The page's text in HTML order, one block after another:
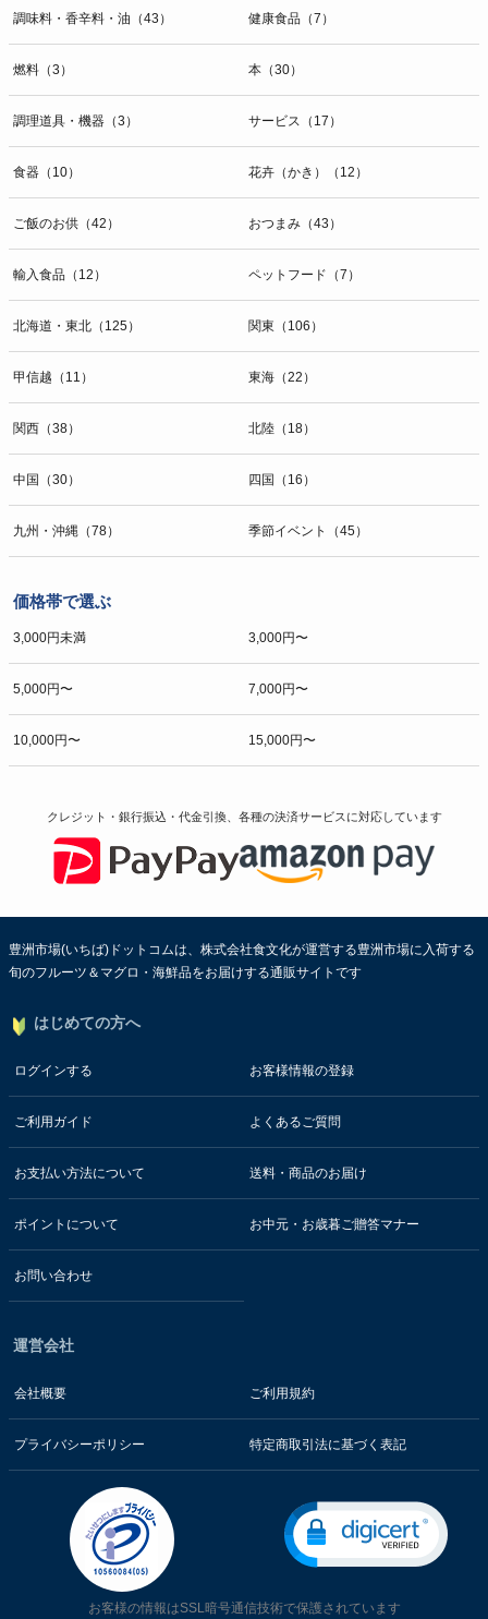
〒106-0044 東京都港区東麻布一丁目２７番１号 東麻布食文化ビル４
ＦＡＸ：047-401-6847
調味料・香辛料・油（43） 健康食品（7）
燃料（3） 本（30）
調理道具・機器（3） サービス（17）
食器（10） 花卉（かき）（12）
ご飯のお供（42） おつまみ（43）
輸入食品（12） ペットフード（7）
北海道・東北（125） 関東（106）
甲信越（11） 東海（22）
関西（38） 北陸（18）
中国（30） 四国（16）
九州・沖縄（78） 季節イベント（45）
価格帯で選ぶ
3,000円未満 3,000円〜
5,000円〜 7,000円〜
10,000円〜 15,000円〜
クレジット・銀行振込・代金引換、各種の決済サービスに対応しています
豊洲市場(いちば)ドットコムは、株式会社食文化が運営する豊洲市場に入荷する
旬のフルーツ＆マグロ・海鮮品をお届けする通販サイトです
はじめての方へ
ログインする お客様情報の登録
ご利用ガイド よくあるご質問
お支払い方法について 送料・商品のお届け
ポイントについて お中元・お歳暮ご贈答マナー
お問い合わせ
運営会社
会社概要 ご利用規約
プライバシーポリシー 特定商取引法に基づく表記
お客様の情報はSSL暗号通信技術で保護されています